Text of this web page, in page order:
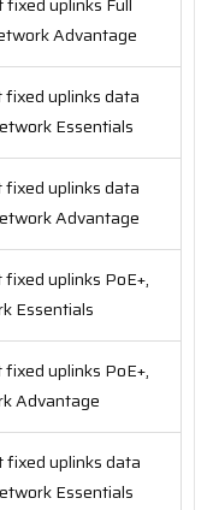
Advantage
uplinks data
Essentials
uplinks data
Advantage
uplinks PoE+,
Essentials
uplinks PoE+,
Advantage
uplinks data
Essentials